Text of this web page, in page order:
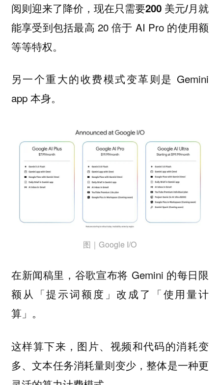
阅则迎来了降价，现在只需要200 美元/月就
能享受到包括最高 20 倍于 AI Pro 的使用额
等等特权。
另一个重大的收费模式变革则是 Gemini
app 本身。
图｜Google I/O
在新闻稿里，谷歌宣布将 Gemini 的每日限
额从
「提示词额度」 改成了
「使用量计
算」。
这样算下来，图片、视频和代码的消耗变
多、文本任务消耗量则变少，整体是一种更